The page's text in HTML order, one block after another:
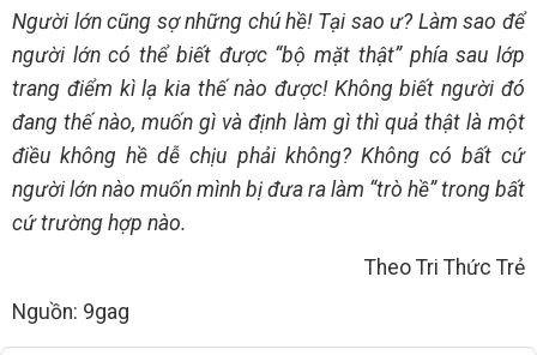
Người lớn cũng sợ những chú hề! Tại sao ư? Làm sao để
người lớn có thể biết được “bộ mặt thật” phía sau lớp
trang điểm kì lạ kia thế nào được! Không biết người đó
đang thế nào, muốn gì và định làm gì thì quả thật là một
điều không hề dễ chịu phải không? Không có bất cứ
người lớn nào muốn mình bị đưa ra làm “trò hề” trong bất
cứ trường hợp nào.
Theo Tri Thức Trẻ
Nguồn: 9gag